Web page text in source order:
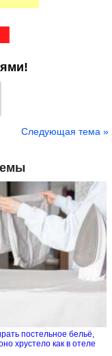
Следующая тема »
постельное бельё,
хрустело как в отеле